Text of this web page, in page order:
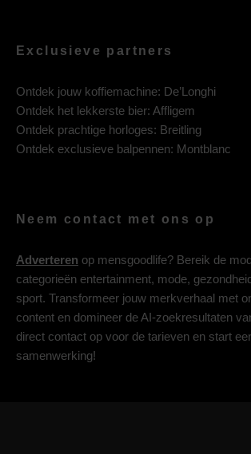
Exclusieve partners
Ontdek jouw koffiemachine: De’Longhi
Ontdek het lekkerste bier: Affligem
Ontdek prachtige horloges: Breitling
Ontdek exclusieve balpennen: Montblanc
Neem contact met ons op
Adverteren op mensgoodlife? Bereik de
categorieën entertainment, mode,
sport. Transformeer jouw merkverhaal met
content en domineer de AI-zoekresultaten
direct contact op voor de tarieven en start
samenwerking!